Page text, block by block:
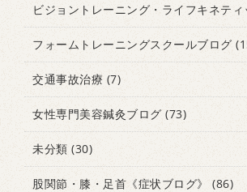
ビジョントレーニング・ライフキネテ
フォームトレーニングスクールブログ
交通事故治療 (7)
女性専門美容鍼灸ブログ(73)
未分類 (30)
股関節・膝・足首《症状ブログ》 (86)